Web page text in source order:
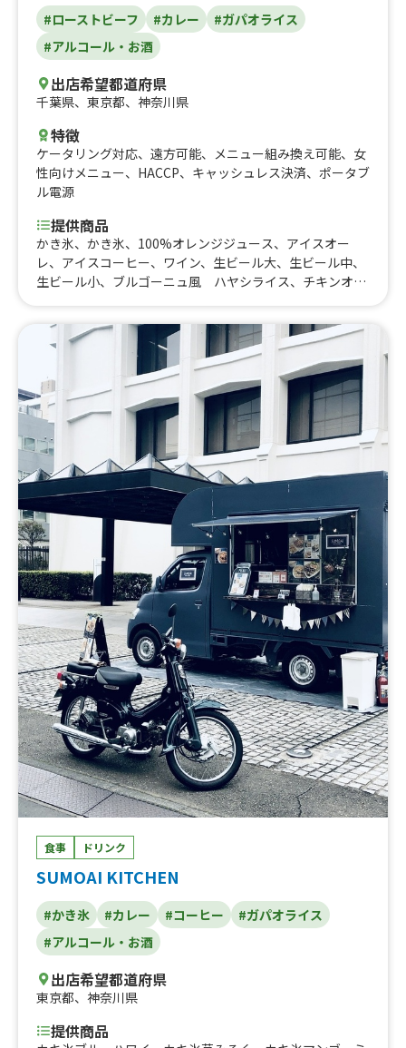
#ローストビーフ #カレー
#ガパオライス
#アルコール・お酒
出店希望都道府県
千葉県、 東京都、 神奈川県
特徴
ケータリング対応、 遠方可能、 メニュー組み換え可能、 女
性向けメニュー、 HACCP、 キャッシュレス決済、 ポータブ
ル電源
提供商品
かき氷、かき氷、100%オレンジジュース、アイスオー
レ、アイスコーヒー、ワイン、生ビール大、生ビール中、
生ビール小、ブルゴーニュ風 ハヤシライス、チキンオー
ロ Bistro chicken、ポワレハニーマスタード Bistro ch
icken、ジャーク Bistro chicken、創作ガパオごはん、B
BQセット、豚バラのスペアリブ、ローストビーフスペシ
ャル、ローストチキン付き欧風カレー、ローストチキン
食事 ドリンク
SUMOAI KITCHEN
#かき氷 #カレー #コーヒー
#ガパオライス
#アルコール・お酒
出店希望都道府県
東京都、 神奈川県
提供商品